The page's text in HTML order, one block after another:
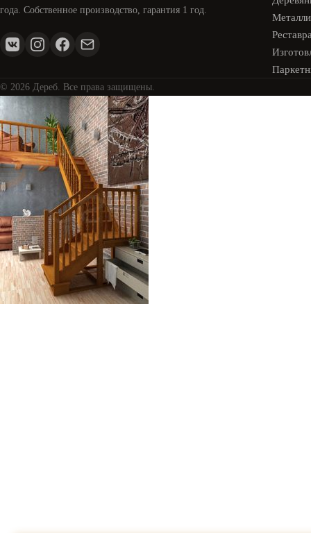
года. Собственное производство, гарантия 1 год.
© 2026 Дереб. Все права защищены.